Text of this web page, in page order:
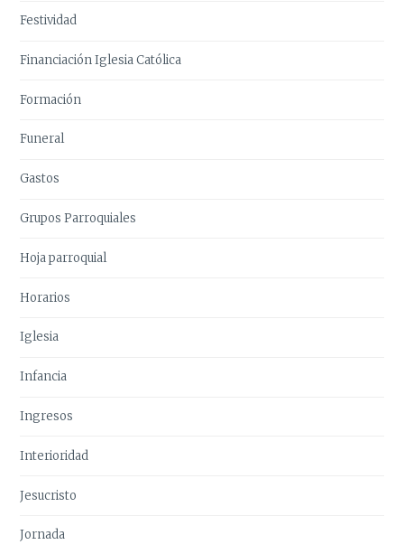
Festividad
Financiación Iglesia Católica
Formación
Funeral
Gastos
Grupos Parroquiales
Hoja parroquial
Horarios
Iglesia
Infancia
Ingresos
Interioridad
Jesucristo
Jornada